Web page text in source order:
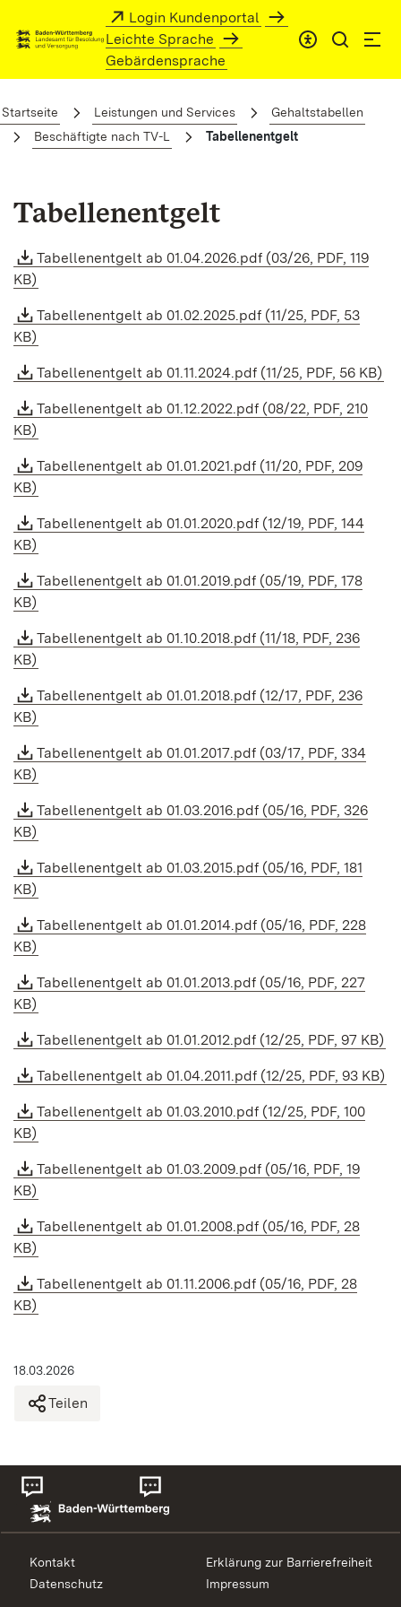
Zum Hauptinhalt springenLogin Kundenportal
Leichte Sprache
Gebärdensprache
Startseite Leistungen und Services
Gehaltstabellen
Beschäftigte nach TV-L
Tabellenentgelt
18.03.2026
Teilen
Tabellenentgelt
Tabellenentgelt ab 01.04.2026.pdf (03/26, PDF, 119
KB)
Tabellenentgelt ab 01.02.2025.pdf (11/25, PDF, 53
KB)
Tabellenentgelt ab 01.11.2024.pdf (11/25, PDF, 56 KB)
Tabellenentgelt ab 01.12.2022.pdf (08/22, PDF, 210
KB)
Tabellenentgelt ab 01.01.2021.pdf (11/20, PDF, 209
KB)
Tabellenentgelt ab 01.01.2020.pdf (12/19, PDF, 144
KB)
Tabellenentgelt ab 01.01.2019.pdf (05/19, PDF, 178
KB)
Tabellenentgelt ab 01.10.2018.pdf (11/18, PDF, 236
KB)
Tabellenentgelt ab 01.01.2018.pdf (12/17, PDF, 236
KB)
Tabellenentgelt ab 01.01.2017.pdf (03/17, PDF, 334
KB)
Tabellenentgelt ab 01.03.2016.pdf (05/16, PDF, 326
KB)
Tabellenentgelt ab 01.03.2015.pdf (05/16, PDF, 181
KB)
Tabellenentgelt ab 01.01.2014.pdf (05/16, PDF, 228
KB)
Tabellenentgelt ab 01.01.2013.pdf (05/16, PDF, 227
KB)
Tabellenentgelt ab 01.01.2012.pdf (12/25, PDF, 97 KB)
Tabellenentgelt ab 01.04.2011.pdf (12/25, PDF, 93 KB)
Tabellenentgelt ab 01.03.2010.pdf (12/25, PDF, 100
KB)
Tabellenentgelt ab 01.03.2009.pdf (05/16, PDF, 19
KB)
Tabellenentgelt ab 01.01.2008.pdf (05/16, PDF, 28
KB)
Tabellenentgelt ab 01.11.2006.pdf (05/16, PDF, 28
KB)
Kontakt
Datenschutz
Erklärung zur Barrierefreiheit
Impressum